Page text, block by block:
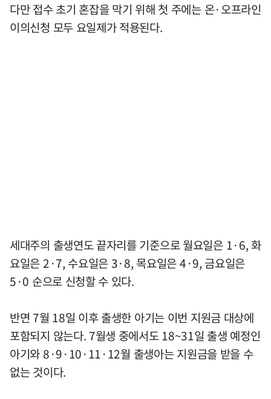
다만 접수 초기 혼잡을 막기 위해 첫 주에는 온·오프라인
이의신청 모두 요일제가 적용된다.
세대주의 출생연도 끝자리를 기준으로 월요일은 1·6, 화
요일은 2·7, 수요일은 3·8, 목요일은 4·9, 금요일은
5·0 순으로 신청할 수 있다.
반면 7월 18일 이후 출생한 아기는 이번 지원금 대상에
포함되지 않는다. 7월생 중에서도 18~31일 출생 예정인
아기와 8·9·10·11·12월 출생아는 지원금을 받을 수
없는 것이다.